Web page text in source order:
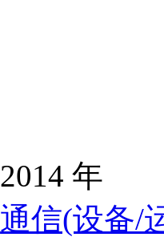
2014 年
通信(设备/